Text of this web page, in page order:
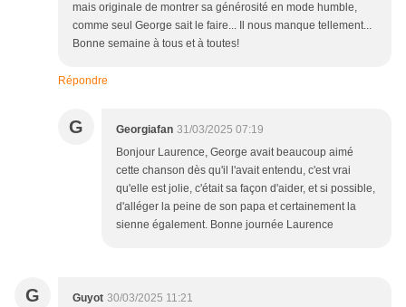
mais originale de montrer sa générosité en mode humble,
comme seul George sait le faire... Il nous manque tellement...
Bonne semaine à tous et à toutes!
Répondre
G Georgiafan 31/03/2025 07:19
Bonjour Laurence, George avait beaucoup aimé
cette chanson dès qu'il l'avait entendu, c'est vrai
qu'elle est jolie, c'était sa façon d'aider, et si possible,
d'alléger la peine de son papa et certainement la
sienne également. Bonne journée Laurence
G Guyot 30/03/2025 11:21